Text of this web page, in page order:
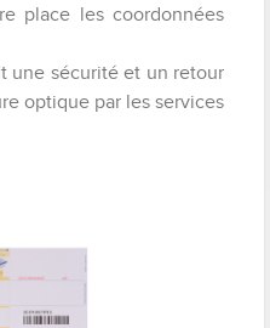
place les coordonnées
une sécurité et un retour
optique par les services